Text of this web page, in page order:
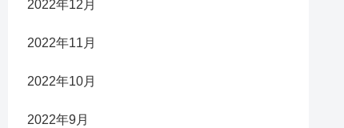
2022年12月
2022年11月
2022年10月
2022年9月